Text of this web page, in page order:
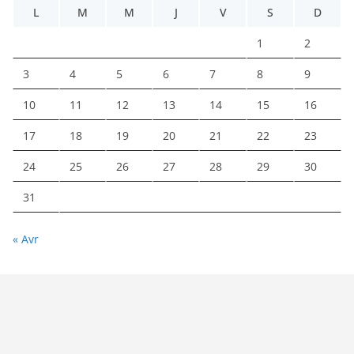
L M M J V S D
1 2
3 4 5 6 7 8 9
10 11 12 13 14 15 16
17 18 19 20 21 22 23
24 25 26 27 28 29 30
31
« Avr